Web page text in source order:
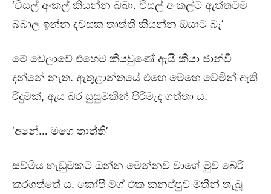
‘විසල් අංකල් කියන්න බබා. විසල් අංකල්ට ඇත්තටම
බබාල ඉන්න දවසක තාත්ති කියන්න ඔයාට බෑ’
මේ වෙලාවේ එහෙම කියවුණේ ඇයි කියා ජාන්වී
දන්නේ නැත. ඇතුළාන්තයේ එහෙ මෙහෙ වෙමින් ඇති
රිදුමක්, ඇය බර සුසුමකින් පිරිමැද ගත්තා ය.
‘අනේ… මගෙ තාත්ති’
සව්මිය හැඬුමකට ඔන්න මෙන්නව වාගේ මුව බෙරි
කරගත්තේ ය. කෝපි මග් එක කනප්පුව මතින් තැබූ